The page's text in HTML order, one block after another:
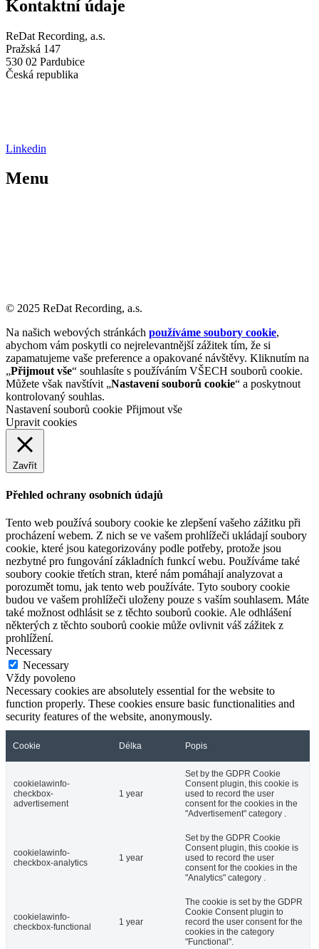
Kontaktní údaje
ReDat Recording, a.s.
Pražská 147
530 02 Pardubice
Česká republika
Linkedin
Menu
© 2025 ReDat Recording, a.s.
Na našich webových stránkách používáme soubory cookie,
abychom vám poskytli co nejrelevantnější zážitek tím, že si
zapamatujeme vaše preference a opakované návštěvy. Kliknutím na
„Přijmout vše“ souhlasíte s používáním VŠECH souborů cookie.
Můžete však navštívit „Nastavení souborů cookie“ a poskytnout
kontrolovaný souhlas.
Nastavení souborů cookie Přijmout vše
Upravit cookies
Zavřít
Přehled ochrany osobních údajů
Tento web používá soubory cookie ke zlepšení vašeho zážitku při
procházení webem. Z nich se ve vašem prohlížeči ukládají soubory
cookie, které jsou kategorizovány podle potřeby, protože jsou
nezbytné pro fungování základních funkcí webu. Používáme také
soubory cookie třetích stran, které nám pomáhají analyzovat a
porozumět tomu, jak tento web používáte. Tyto soubory cookie
budou ve vašem prohlížeči uloženy pouze s vaším souhlasem. Máte
také možnost odhlásit se z těchto souborů cookie. Ale odhlášení
některých z těchto souborů cookie může ovlivnit váš zážitek z
prohlížení.
Necessary
Necessary
Vždy povoleno
Necessary cookies are absolutely essential for the website to
function properly. These cookies ensure basic functionalities and
security features of the website, anonymously.
Cookie Délka Popis
cookielawinfo-
checkbox-
advertisement
1 year
Set by the GDPR Cookie
Consent plugin, this cookie is
used to record the user
consent for the cookies in the
"Advertisement" category .
cookielawinfo-
checkbox-analytics
1 year
Set by the GDPR Cookie
Consent plugin, this cookie is
used to record the user
consent for the cookies in the
"Analytics" category .
cookielawinfo-
checkbox-functional
1 year
The cookie is set by the GDPR
Cookie Consent plugin to
record the user consent for the
cookies in the category
"Functional".